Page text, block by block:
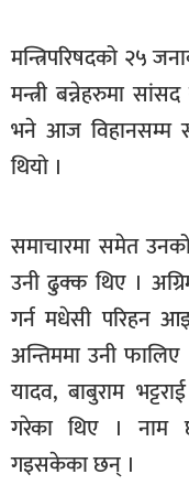
/
भिडियो
अन्य
समाज
विचार
स्वास्थ्य
मन्त्रिपरिषदको २५
मन्त्री बन्नेहरुमा
भने आज विहानसम्म
थियो ।
समाचारमा समेत
उनी ढुक्क थिए ।
गर्न मधेसी परिहन
अन्तिममा उनी फालिए
यादव, बाबुराम
गरेका थिए । नाम
गइसकेका छन् ।